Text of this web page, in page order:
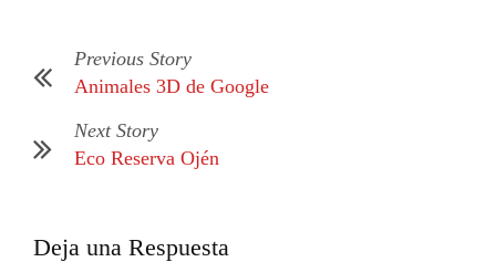
Previous Story
Animales 3D de Google
Next Story
Eco Reserva Ojén
Deja una Respuesta